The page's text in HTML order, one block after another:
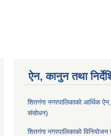
ऐन, कानुन तथा
शितगंगा नगरपालिकाकाे आर्थिक
संसोधन)
शितगंगा नगरपालिकाकाे